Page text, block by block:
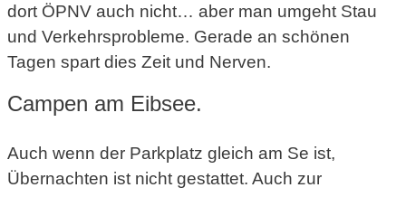
dort ÖPNV auch nicht… aber man umgeht Stau
und Verkehrsprobleme. Gerade an schönen
Tagen spart dies Zeit und Nerven.
Campen am Eibsee.
Auch wenn der Parkplatz gleich am Se ist,
Übernachten ist nicht gestattet. Auch zur